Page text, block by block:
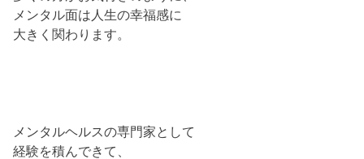
メンタル面は人生の幸福感に
大きく関わります。
メンタルヘルスの専門家として
経験を積んできて、